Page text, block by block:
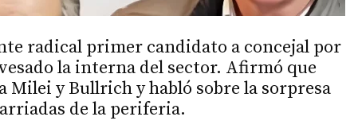
radical primer candidato a concejal por
la interna del sector. Afirmó que
Milei y Bullrich y habló sobre la sorpresa
de la periferia.